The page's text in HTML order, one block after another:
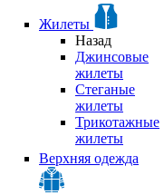
Жилеты
Назад
Джинсовые
жилеты
Стеганые
жилеты
Трикотажные
жилеты
Верхняя одежда